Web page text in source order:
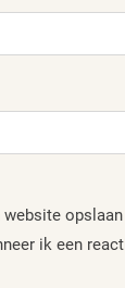
ik een